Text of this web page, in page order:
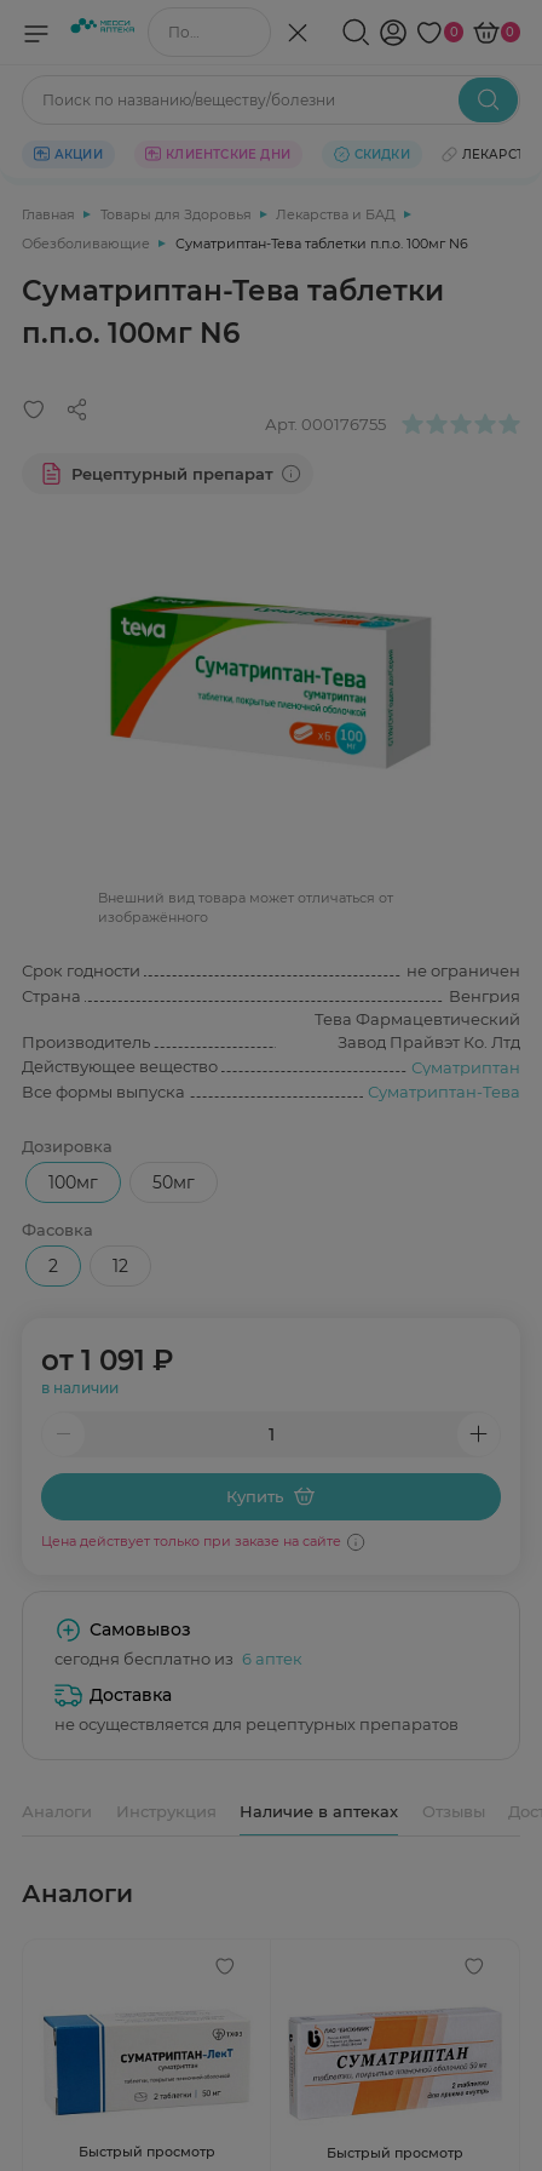
Поиск по названию/веществу 0 0
Поиск по названию/веществу/болезни
АКЦИИ КЛИЕНТСКИЕ ДНИ СКИДКИ ЛЕКАРСТВА
Главная Товары для Здоровья
Лекарства и БАД
Обезболивающие
Суматриптан-Тева таблетки п.п.о. 100мг N6
Суматриптан-Тева таблетки
п.п.о. 100мг N6
Арт. 000176755
Рецептурный препарат
Bнешний вид товара может отличаться от
изображённого
Срок годности
не ограничен
Страна
Венгрия
Производитель
Тева Фармацевтический
Завод Прайвэт Ко. Лтд
Действующее вещество
Суматриптан
Все формы выпуска
Суматриптан-Тева
Дозировка
100мг 50мг
Фасовка
2 12
от 1 091 ₽
в наличии
Купить
Цена действует только при заказе на сайте
Самовывоз
сегодня бесплатно из 6 аптек
Доставка
не осуществляется для рецептурных препаратов
Аналоги Инструкция Наличие в аптеках Отзывы
Аналоги
Быстрый просмотр Быстрый просмотр